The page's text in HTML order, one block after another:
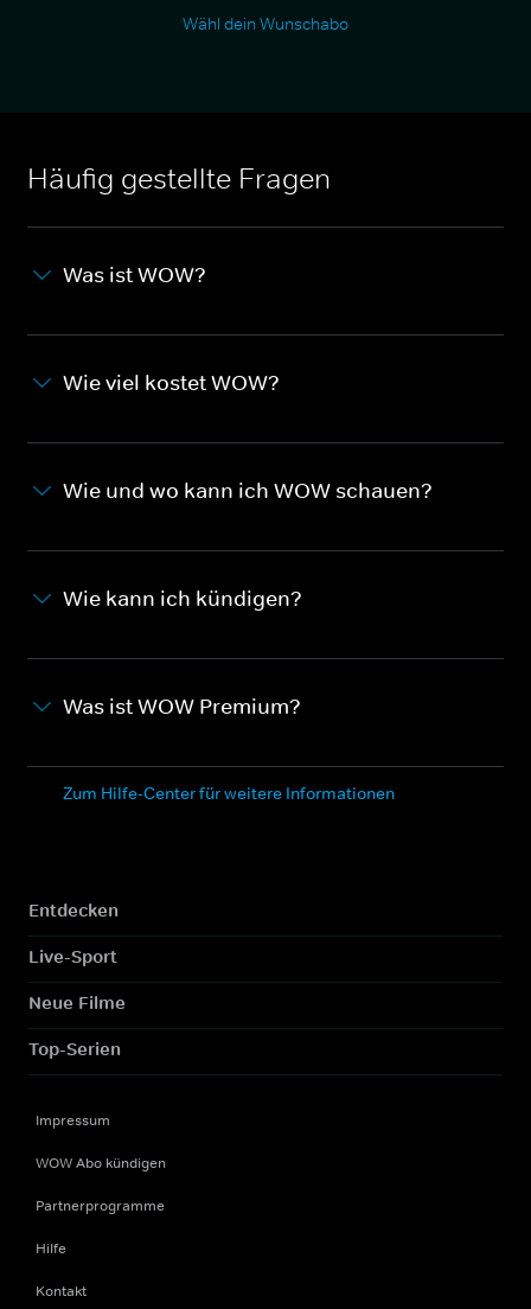
Wähl dein Wunschabo
Häufig gestellte Fragen
Was ist WOW?
Wie viel kostet WOW?
Wie und wo kann ich WOW schauen?
Wie kann ich kündigen?
Was ist WOW Premium?
Zum Hilfe-Center für weitere Informationen
Entdecken
Live-Sport
Neue Filme
Top-Serien
Impressum
WOW Abo kündigen
Partnerprogramme
Hilfe
Kontakt